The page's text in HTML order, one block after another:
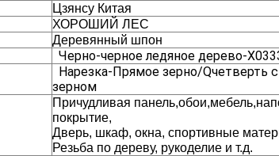
Цзянсу Китая
ХОРОШИЙ ЛЕС
Деревянный шпон
Черно-черное ледяное дерево-
Нарезка-Прямое зерно/Qчетверть
зерном
Причудливая
покрытие,
Дверь, шкаф, окна, спортивные
Резьба по дереву, рукоделие и т.д.